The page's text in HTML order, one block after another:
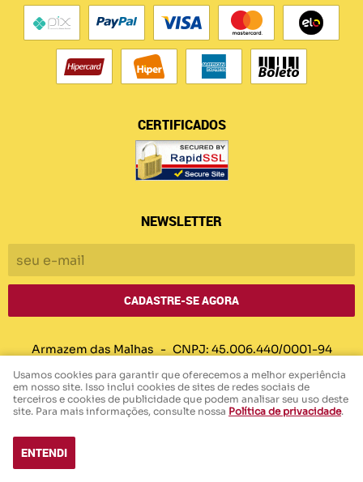
CERTIFICADOS
NEWSLETTER
CADASTRE-SE AGORA
Armazem das Malhas CNPJ: 45.006.440/0001-94
LOJA VIRTUAL CRIADA POR
Usamos cookies para garantir que oferecemos a melhor experiência
em nosso site. Isso inclui cookies de sites de redes sociais de
terceiros e cookies de publicidade que podem analisar seu uso deste
site. Para mais informações, consulte nossa Política de privacidade.
ENTENDI